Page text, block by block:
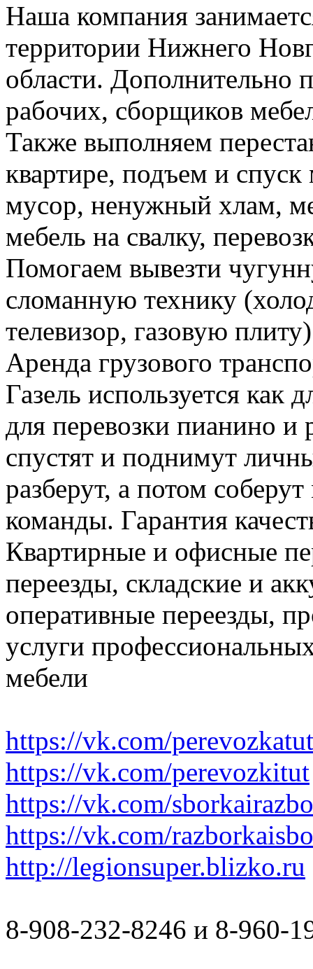
Наша компания
территории Нижнего
области. Дополнительно
рабочих, сборщиков
Также выполняем
квартире, подъем и
мусор, ненужный хлам,
мебель на свалку,
Помогаем вывезти
сломанную технику
телевизор, газовую плиту)
Аренда грузового
Газель используется как
для перевозки пианино и
спустят и поднимут
разберут, а потом
команды. Гарантия
Квартирные и офисные
переезды, складские и
оперативные переезды,
услуги
мебели
https://vk.com/perevozkatut
https://vk.com/perevozkitut
https://vk.com/
https://vk.com/
http://legionsuper.blizko.ru
8-908-232-8246 и 8-960-